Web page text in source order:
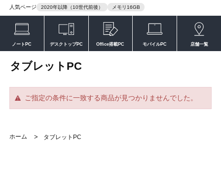
人気ページ 2020年以降（10世代前後） メモリ16GB
ノートPC デスクトップPC Office搭載PC モバイルPC 店舗一覧
タブレットPC
ご指定の条件に一致する商品が見つかりませんでした。
ホーム > タブレットPC